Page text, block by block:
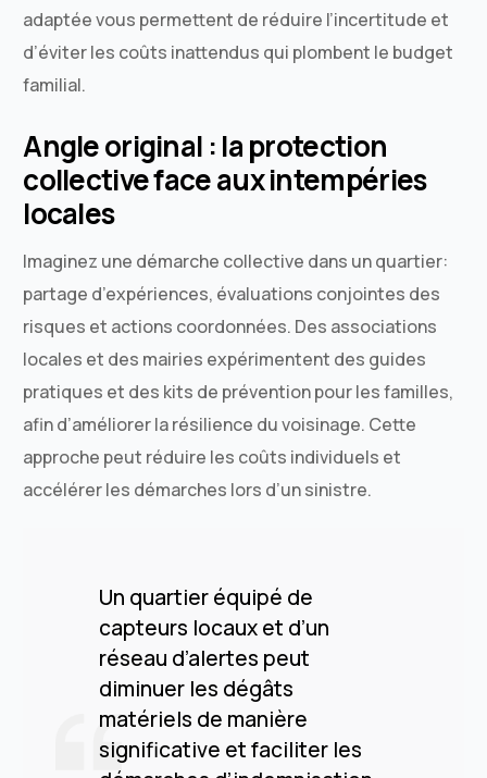
adaptée vous permettent de réduire l’incertitude et
d’éviter les coûts inattendus qui plombent le budget
familial.
Angle original : la protection
collective face aux intempéries
locales
Imaginez une démarche collective dans un quartier:
partage d’expériences, évaluations conjointes des
risques et actions coordonnées. Des associations
locales et des mairies expérimentent des guides
pratiques et des kits de prévention pour les familles,
afin d’améliorer la résilience du voisinage. Cette
approche peut réduire les coûts individuels et
accélérer les démarches lors d’un sinistre.
Un quartier équipé de
capteurs locaux et d’un
réseau d’alertes peut
diminuer les dégâts
matériels de manière
significative et faciliter les